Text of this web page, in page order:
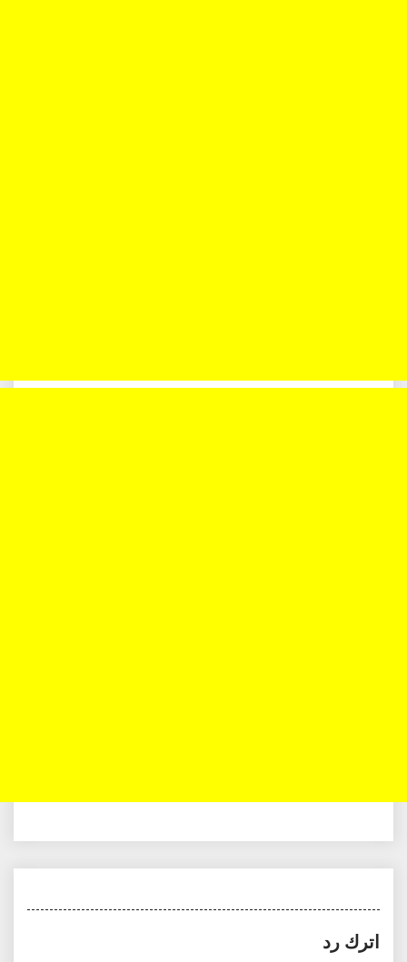
اترك رد